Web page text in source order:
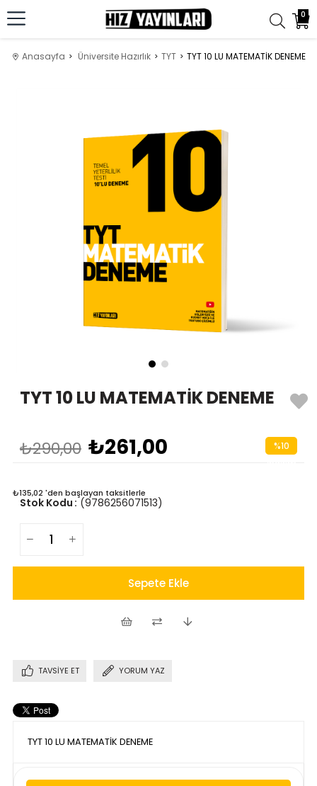
0
Anasayfa Üniversite Hazırlık TYT TYT 10 LU MATEMATİK DENEME
TYT 10 LU MATEMATİK DENEME
₺290,00 ₺261,00 %10
₺135,02 'den başlayan taksitlerle
(9786256071513)
Stok Kodu
TAVSIYE ET YORUM YAZ
TYT 10 LU MATEMATİK DENEME